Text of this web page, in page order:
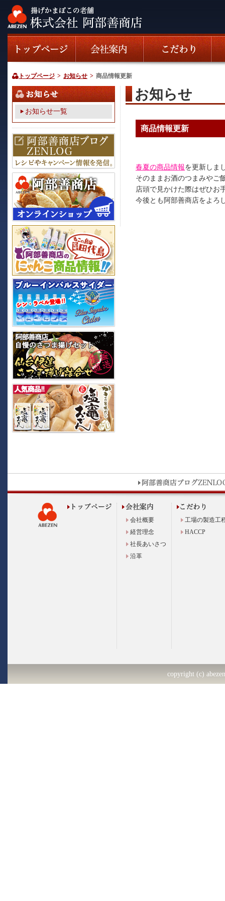
トップページ > お知らせ > 商品情報更新
お知らせ一覧
お知らせ
商品情報更新
春夏の商品情報を更新しま
そのままお酒のつまみやご
店頭で見かけた際はぜひお
今後とも阿部善商店をよろ
会社概要
経営理念
社長あいさつ
沿革
工場の製造工
HACCP
copyright (c)